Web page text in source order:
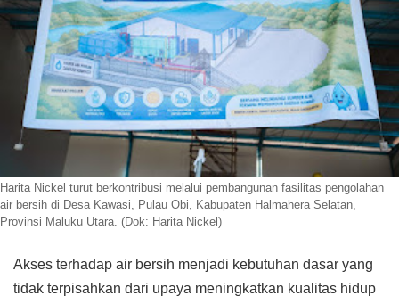
Harita Nickel turut berkontribusi melalui pembangunan fasilitas pengolahan
air bersih di Desa Kawasi, Pulau Obi, Kabupaten Halmahera Selatan,
Provinsi Maluku Utara. (Dok: Harita Nickel)
Akses terhadap air bersih menjadi kebutuhan dasar yang
tidak terpisahkan dari upaya meningkatkan kualitas hidup